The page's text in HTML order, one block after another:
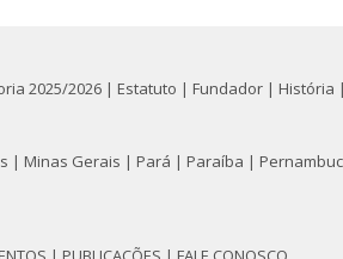
2025/2026 | Estatuto | Fundador | História |
| Minas Gerais | Pará | Paraíba |